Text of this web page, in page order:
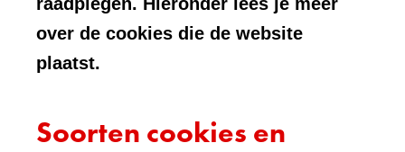
over de cookies die de website
plaatst.
Soorten cookies en